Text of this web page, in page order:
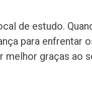
de estudo.
para enfrentar
melhor graças ao